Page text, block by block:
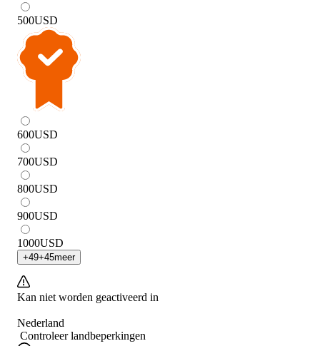
500USD
600USD
700USD
800USD
900USD
1000USD
+49+45meer
Kan niet worden geactiveerd in
Nederland
Controleer landbeperkingen